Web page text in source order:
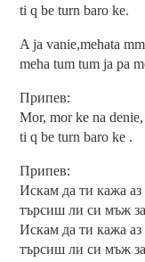
ti q be turn baro ke.
A ja vanie,mehata
meha tum tum ja pa
Припев:
Mor, mor ke na denie,
ti q be turn baro ke .
Припев:
Искам да ти кажа
търсиш ли си мъж
Искам да ти кажа
търсиш ли си мъж